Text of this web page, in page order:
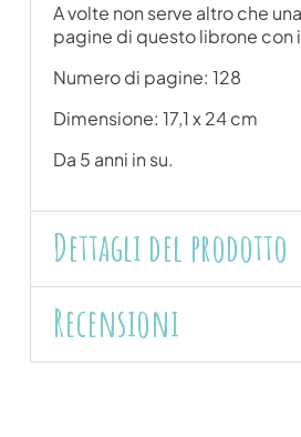
A volte non serve altro che
pagine di questo librone con
Numero di pagine: 128
Dimensione: 17,1 x 24 cm
Da 5 anni in su.
Dettagli del prodotto
Recensioni